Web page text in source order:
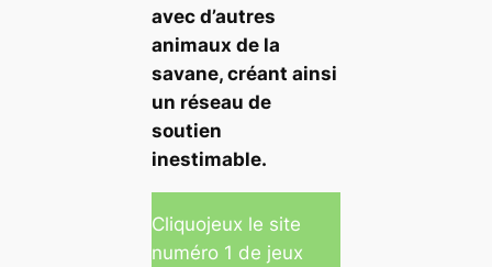
avec d’autres
animaux de la
savane, créant ainsi
un réseau de
soutien
inestimable.
Cliquojeux le site
numéro 1 de jeux